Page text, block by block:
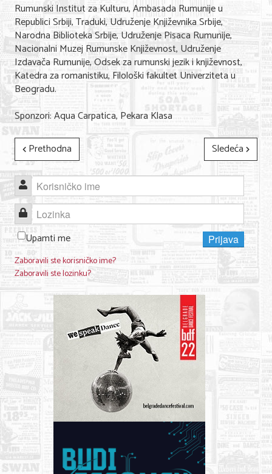
Rumunski Institut za Kulturu, Ambasada Rumunije u
Republici Srbiji, Traduki, Udruženje Književnika Srbije,
Narodna Biblioteka Srbije, Udruženje Pisaca Rumunije,
Nacionalni Muzej Rumunske Književnost, Udruženje
Izdavača Rumunije, Odsek za rumunski jezik i književnost,
Katedra za romanistiku, Filološki fakultet Univerziteta u
Beogradu.
Sponzori: Aqua Carpatica, Pekara Klasa
Prethodna
Sledeća
Korisničko ime
Lozinka
Upamti me
Prijava
Zaboravili ste korisničko ime?
Zaboravili ste lozinku?